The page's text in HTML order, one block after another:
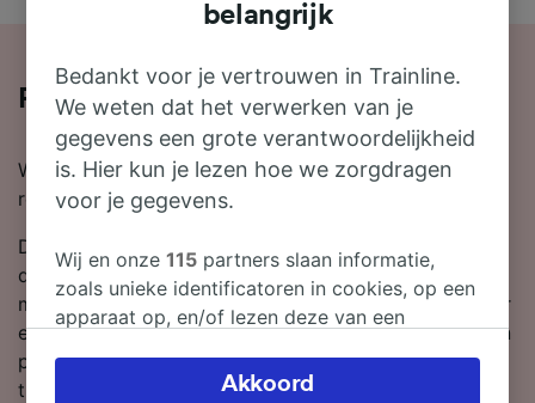
Per trein van Pau naar Bedous reizen
Wil je per trein van Pau naar Bedous reizen? Begin je
reis bij ons.
De gemiddelde tijd is ongeveer 1 uur en 5 minuten om
de afstand van Pau naar Bedous per trein te reizen,
maar met de snelste dienstregeling kun je er al in 1 uur
en 5 minuten zijn. Er rijden meestal ongeveer 6 treinen
per dag op de route met een afstand van 38 km
tussen deze twee bestemmingen. Zodra je aan boord
belangrijk
Bedankt voor je vertrouwen in Trainline.
We weten dat het verwerken van je
gegevens een grote verantwoordelijkheid
is. Hier kun je lezen hoe we zorgdragen
voor je gegevens.
Wij en onze115 partners slaan informatie,
zoals unieke identificatoren in cookies, op een
apparaat op, en/of lezen deze van een
verwerken. Je kunt je instellingen bevestigen
Akkoord